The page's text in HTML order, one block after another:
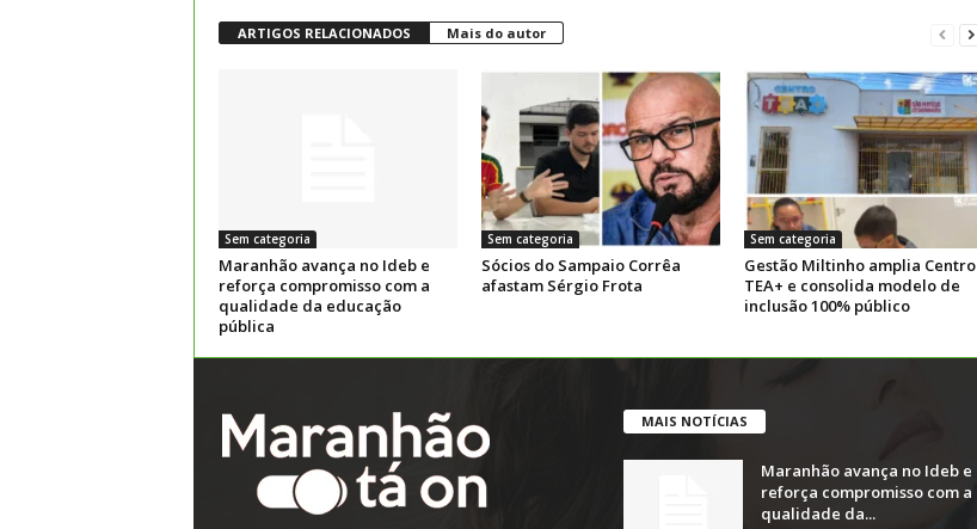
ARTIGOS RELACIONADOS Mais do autor
Sem categoria
Maranhão avança no Ideb e
reforça compromisso com a
qualidade da educação
pública
Sem categoria
Sócios do Sampaio Corrêa
afastam Sérgio Frota
Sem categoria
Gestão Miltinho amplia Centro
TEA+ e consolida modelo de
inclusão 100% público
MAIS NOTÍCIAS
Maranhão avança no Ideb e
reforça compromisso com a
qualidade da...